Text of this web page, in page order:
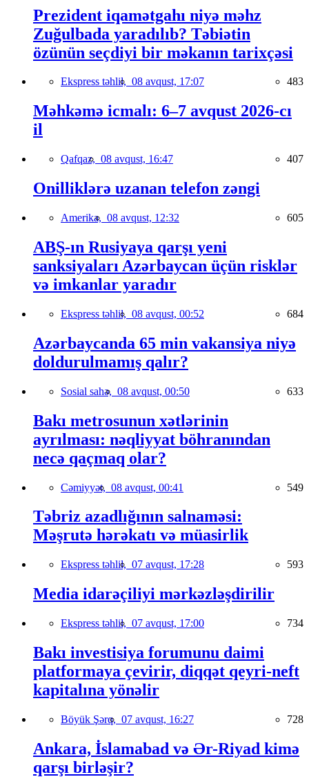
Prezident iqamətgahı niyə məhz
Zuğulbada yaradılıb? Təbiətin
özünün seçdiyi bir məkanın tarixçəsi
Ekspress təhlil, 08 avqust, 17:07 483
Məhkəmə icmalı: 6–7 avqust 2026-cı
il
Qafqaz, 08 avqust, 16:47 407
Onilliklərə uzanan telefon zəngi
Amerika, 08 avqust, 12:32 605
ABŞ-ın Rusiyaya qarşı yeni
sanksiyaları Azərbaycan üçün risklər
və imkanlar yaradır
Ekspress təhlil, 08 avqust, 00:52 684
Azərbaycanda 65 min vakansiya niyə
doldurulmamış qalır?
Sosial sahə, 08 avqust, 00:50 633
Bakı metrosunun xətlərinin
ayrılması: nəqliyyat böhranından
necə qaçmaq olar?
Cəmiyyət, 08 avqust, 00:41 549
Təbriz azadlığının salnaməsi:
Məşrutə hərəkatı və müasirlik
Ekspress təhlil, 07 avqust, 17:28 593
Media idarəçiliyi mərkəzləşdirilir
Ekspress təhlil, 07 avqust, 17:00 734
Bakı investisiya forumunu daimi
platformaya çevirir, diqqət qeyri-neft
kapitalına yönəlir
Böyük Şərq, 07 avqust, 16:27 728
Ankara, İslamabad və Ər-Riyad kimə
qarşı birləşir?